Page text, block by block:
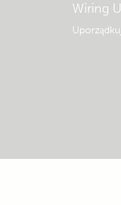
Wiring